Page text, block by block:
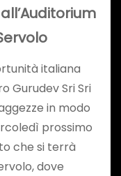
italiana
Gurudev Sri Sri
in modo
prossimo
che si terrà
dove